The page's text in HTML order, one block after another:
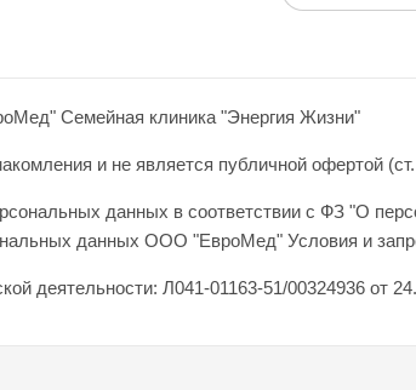
Семейная клиника "Энергия Жизни"
и не является публичной офертой
данных в соответствии с ФЗ "О
данных ООО "ЕвроМед" Условия и
деятельности: Л041-01163-51/00324936 от